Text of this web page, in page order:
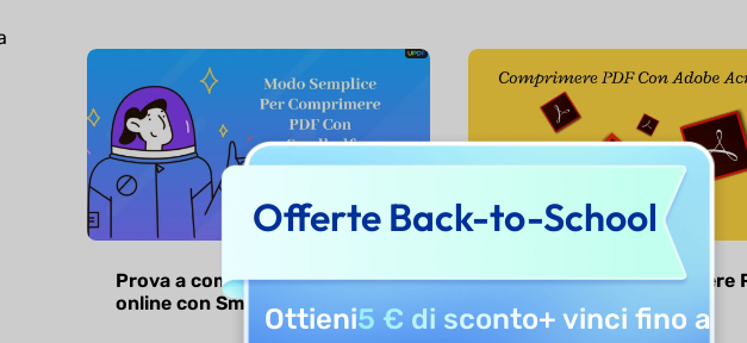
Prova a comprimere PDF
online con Smallpdf
Passaggi per comprimere
con Adobe Acrobat
Offerte Back-to-School
Ottieni5 € di sconto+ vinci fino a